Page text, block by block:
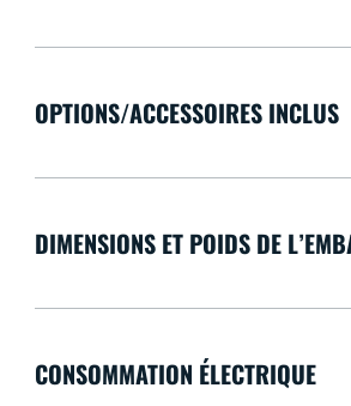
OPTIONS/ACCESSOIRES INCLUS
DIMENSIONS ET POIDS DE
CONSOMMATION ÉLECTRIQUE